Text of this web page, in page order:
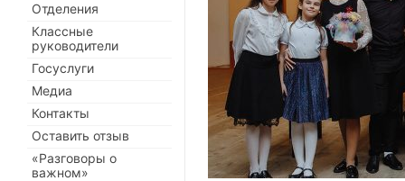
Отделения
Классные
руководители
Госуслуги
Медиа
Контакты
Оставить отзыв
«Разговоры о
важном»